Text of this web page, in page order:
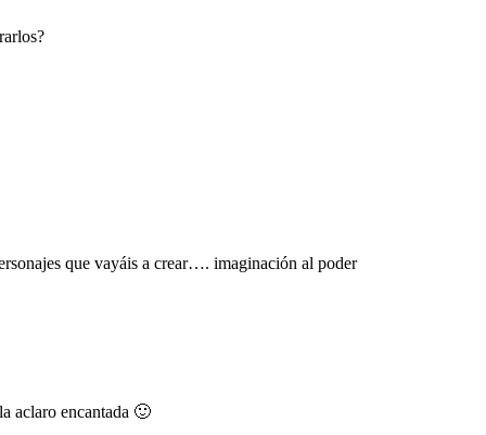
que vayáis a crear…. imaginación al poder
aclaro encantada 🙂